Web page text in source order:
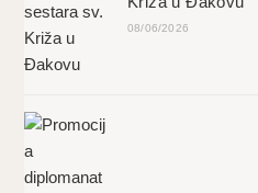
08/06/2026